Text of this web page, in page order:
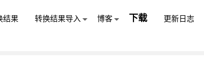
结果 转换结果导入 博客 下载 更新日志